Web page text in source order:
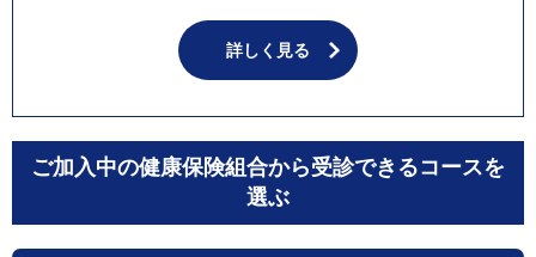
詳しく見る
ご加入中の健康保険組合から受診できるコースを
選ぶ